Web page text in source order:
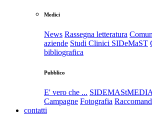
Medici
News Rassegna letteratura
aziende Studi Clinici SIDeMaST
bibliografica
Pubblico
E' vero che ... SIDEMAStMEDIA
Campagne Fotografia
contatti